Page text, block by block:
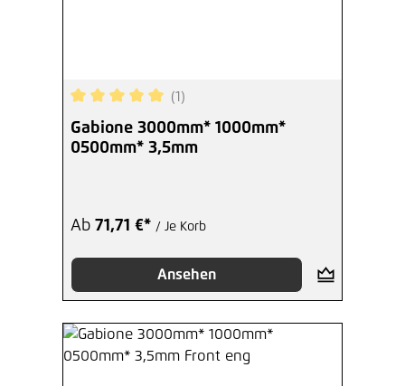
Durchschnittliche Bewertung von 5 von 5
(1)
Gabione 3000mm* 1000mm*
0500mm* 3,5mm
Ab 71,71 €* / Je Korb
Ansehen